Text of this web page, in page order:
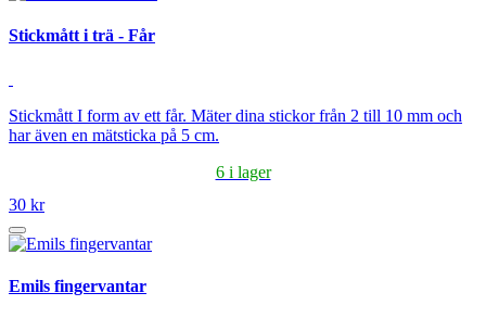
Stickmått i trä - Får
Stickmått I form av ett får. Mäter dina stickor från 2 till 10 mm och
har även en mätsticka på 5 cm.
6 i lager
30 kr
Emils fingervantar